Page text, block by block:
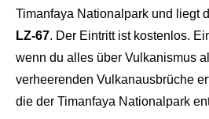
Timanfaya Nationalpark und liegt
LZ-67. Der Eintritt ist kostenlos.
wenn du alles über Vulkanismus
verheerenden Vulkanausbrüche
die der Timanfaya Nationalpark